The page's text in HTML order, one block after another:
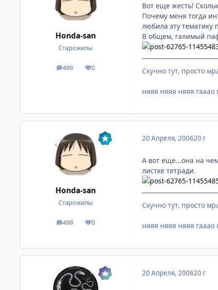
Honda-san
Старожилы
499
посты 0
Репутация
Вот еще жесть!
Почему меня тогда
любила эту тематику
В общем, галимый
Скучно тут, просто
няяя няяя няяя гааао
Honda-san
Старожилы
499
посты 0
Репутация
20 Апреля, 200620 г
А вот еще...она на
листке тетради.
Скучно тут, просто
няяя няяя няяя гааао
20 Апреля, 200620 г